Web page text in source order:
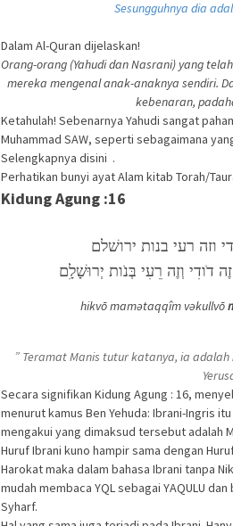
Sesungguhnya dia
Dalam Al-Quran dijelaskan!
Orang-orang (Yahudi dan Nasrani) yang
mereka mengenal anak-anaknya sendiri.
kebenaran,
Ketahulah! Sebenarnya Yahudi sangat
Muhammad SAW, seperti sebagaimana
Selengkapnya disini .
Perhatikan bunyi ayat Alam kitab Torah/
Kidung Agung :16
וזה רעי בנות ירושׁלם
זֶה דֹודִי וְזֶה רֵעִי בְּנֹות יְרוּשָׁלִָם
hikvō mamətaqqîm vəkullvō
” Teramat Manis tutur katanya, ia adalah
Secara signifikan Kidung Agung : 16,
menurut kamus Ben Yehuda: Ibrani-Ingris
mengakui yang dimaksud tersebut adalah
Huruf Ibrani kuno hampir sama dengan
Harokat maka dalam bahasa Ibrani tanpa
mudah membaca YQL sebagai YAQULU
Syharf.